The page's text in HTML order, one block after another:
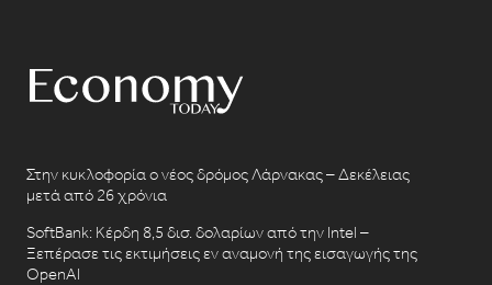
Στην κυκλοφορία ο νέος δρόμος Λάρνακας – Δεκέλειας
μετά από 26 χρόνια
SoftBank: Κέρδη 8,5 δισ. δολαρίων από την Intel –
Ξεπέρασε τις εκτιμήσεις εν αναμονή της εισαγωγής της
OpenAI